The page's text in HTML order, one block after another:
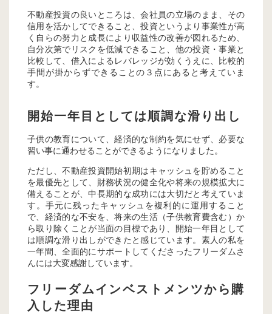
不動産投資の良いところは、会社員の立場のまま、その
信用を活かしてできること、投資というより事業性が高
く自らの努力と成長により収益性の改善が図れるため、
自分次第でリスクを低減できること、他の投資・事業と
比較して、借入によるレバレッジが効くうえに、比較的
手間が掛からずできることの３点にあると考えていま
す。
開始一年目としては順調な滑り出し
子供の教育について、経済的な制約を気にせず、必要な
習い事に通わせることができるようになりました。
ただし、不動産投資開始初期はキャッシュを貯めること
を最優先として、財務状況の健全化や将来の規模拡大に
備えることが、中長期的な成功には大切だと考えていま
す。手元に残ったキャッシュを複利的に運用すること
で、経済的な不安を、将来の生活（子供教育費含む）か
ら取り除くことが当面の目標であり、開始一年目として
は順調な滑り出しができたと感じています。素人の私を
一年間、全面的にサポートしてくださったフリーダムさ
んには大変感謝しています。
フリーダムインベストメンツから購
入した理由